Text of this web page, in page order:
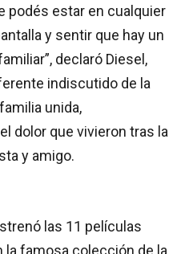
podés estar en cualquier
y sentir que hay un
declaró Diesel,
indiscutido de la
unida,
dolor que vivieron tras la
y amigo.
las 11 películas
famosa colección de la